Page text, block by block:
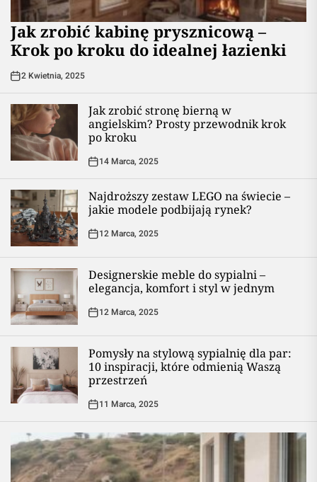
Jak zrobić kabinę prysznicową –
Krok po kroku do idealnej łazienki
2 Kwietnia, 2025
Jak zrobić stronę bierną w
angielskim? Prosty przewodnik krok
po kroku
14 Marca, 2025
Najdroższy zestaw LEGO na świecie –
jakie modele podbijają rynek?
12 Marca, 2025
Designerskie meble do sypialni –
elegancja, komfort i styl w jednym
12 Marca, 2025
Pomysły na stylową sypialnię dla par:
10 inspiracji, które odmienią Waszą
przestrzeń
11 Marca, 2025